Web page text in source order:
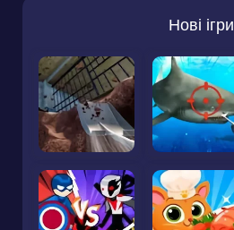
Нові ігри